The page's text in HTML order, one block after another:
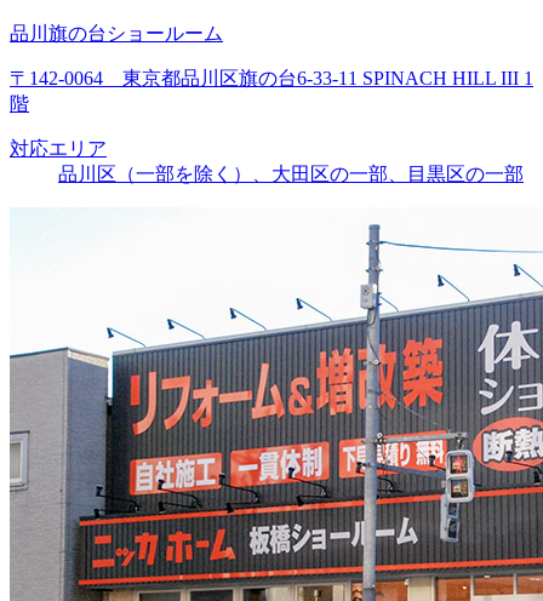
品川旗の台ショールーム
〒142-0064 東京都品川区旗の台6-33-11 SPINACH HILL III 1
階
対応エリア
品川区（一部を除く）、大田区の一部、目黒区の一部